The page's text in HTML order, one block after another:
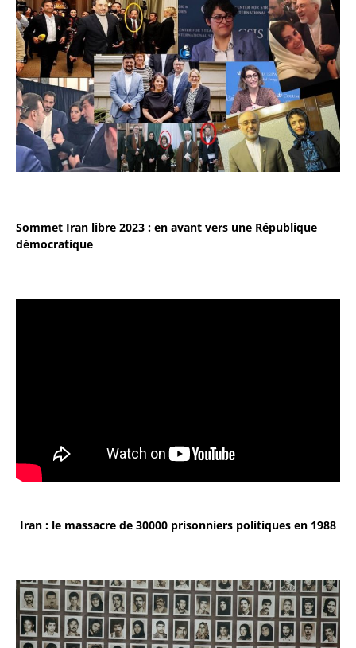
Sommet Iran libre 2023 : en avant vers une République
démocratique
Iran : le massacre de 30000 prisonniers politiques en 1988